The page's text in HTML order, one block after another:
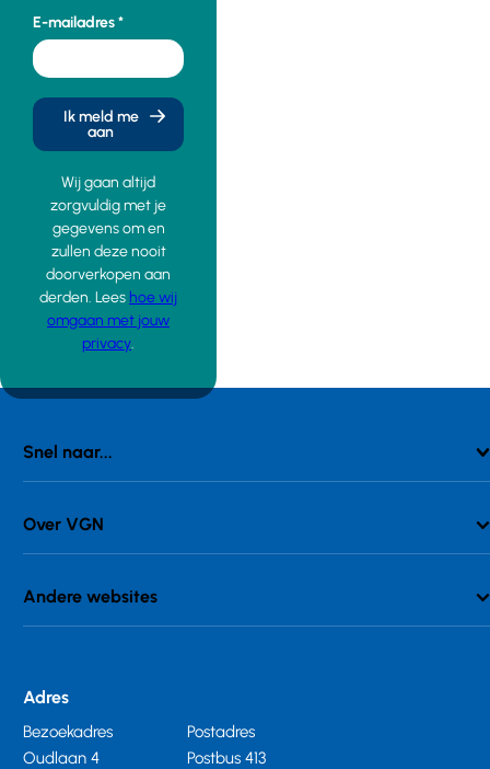
E-mailadres
Ik meld me
aan
Wij gaan altijd
zorgvuldig met je
gegevens om en
zullen deze nooit
doorverkopen aan
derden. Lees hoe wij
omgaan met jouw
privacy.
Snel naar...
Over VGN
Andere websites
Adres
Bezoekadres
Oudlaan 4
Postadres
Postbus 413